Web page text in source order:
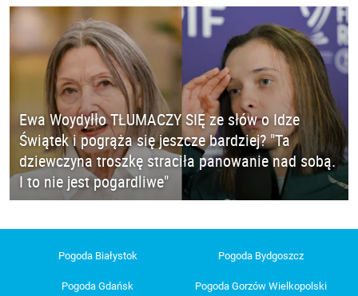
Ewa Woydyłło TŁUMACZY SIĘ ze słów o Idze
Świątek i pogrąża się jeszcze bardziej? "Ta
dziewczyna troszkę straciła panowanie nad sobą.
I to nie jest pogardliwe"
Pogoda Białystok Pogoda Bydgoszcz
Pogoda Gdańsk
Pogoda Gorzów Wielkopolski